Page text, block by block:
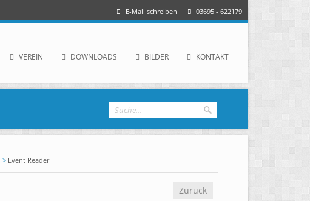
E-Mail schreiben 03695 - 622179
VEREIN DOWNLOADS BILDER KONTAKT
Event Reader
Zurück